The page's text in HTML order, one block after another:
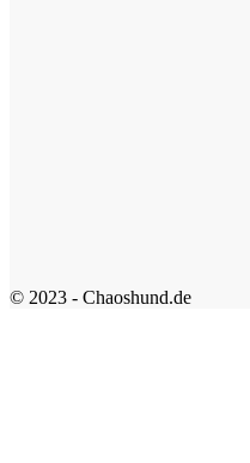
© 2023 - Chaoshund.de